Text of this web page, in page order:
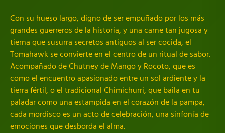
Con su hueso largo, digno de ser empuñado por los más
grandes guerreros de la historia, y una carne tan jugosa y
tierna que susurra secretos antiguos al ser cocida, el
Tomahawk se convierte en el centro de un ritual de sabor.
Acompañado de Chutney de Mango y Rocoto, que es
como el encuentro apasionado entre un sol ardiente y la
tierra fértil, o el tradicional Chimichurri, que baila en tu
paladar como una estampida en el corazón de la pampa,
cada mordisco es un acto de celebración, una sinfonía de
emociones que desborda el alma.